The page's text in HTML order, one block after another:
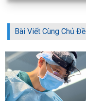
Bài Viết Cùng Chủ Đề